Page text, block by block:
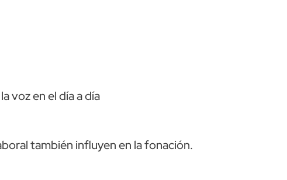
voz en el día a día
también influyen en la fonación.